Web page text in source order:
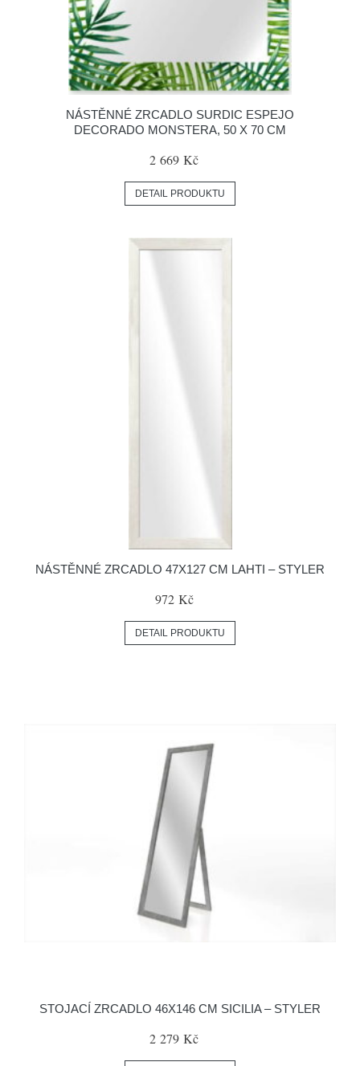
NÁSTĚNNÉ ZRCADLO SURDIC ESPEJO
DECORADO MONSTERA, 50 X 70 CM
2 669 Kč
DETAIL PRODUKTU
NÁSTĚNNÉ ZRCADLO 47X127 CM LAHTI – STYLER
972 Kč
DETAIL PRODUKTU
STOJACÍ ZRCADLO 46X146 CM SICILIA – STYLER
2 279 Kč